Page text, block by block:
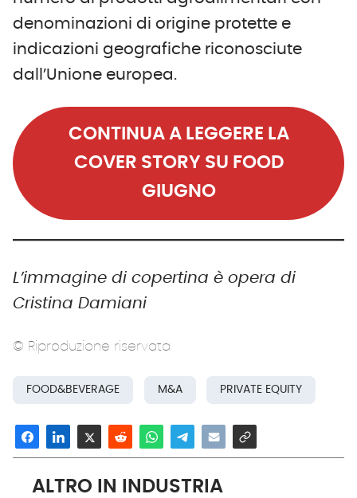
denominazioni di origine protette e
indicazioni geografiche riconosciute
dall’Unione europea.
CONTINUA A LEGGERE LA
COVER STORY SU FOOD
GIUGNO
L’immagine di copertina è opera di
Cristina Damiani
© Riproduzione riservata
FOOD&BEVERAGE M&A PRIVATE EQUITY
ALTRO IN INDUSTRIA